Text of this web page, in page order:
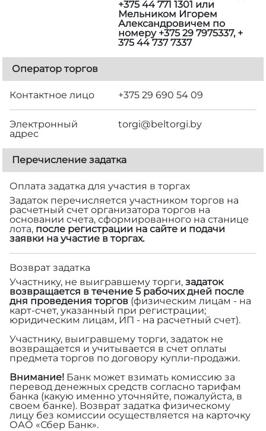
+375 44 771 1301 или
Мельником Игорем
Александровичем по
номеру +375 29 7975337, +
375 44 737 7337
Оператор торгов
Контактное лицо +375 29 690 54 09
Электронный
адрес
torgi@beltorgi.by
Перечисление задатка
Оплата задатка для участия в торгах
Задаток перечисляется участником торгов на
расчетный счет организатора торгов на
основании счета, сформированного на станице
лота, после регистрации на сайте и подачи
заявки на участие в торгах.
Возврат задатка
Участнику, не выигравшему торги, задаток
возвращается в течение 5 рабочих дней после
дня проведения торгов (физическим лицам - на
карт-счет, указанный при регистрации;
юридическим лицам, ИП - на расчетный счет).
Участнику, выигравшему торги, задаток не
возвращается и учитывается в счет оплаты
предмета торгов по договору купли-продажи.
Внимание! Банк может взимать комиссию за
перевод денежных средств согласно тарифам
банка (какую именно уточняйте, пожалуйста, в
своем банке). Возврат задатка физическому
лицу без комиссии осуществляется на карточку
ОАО «Сбер Банк».